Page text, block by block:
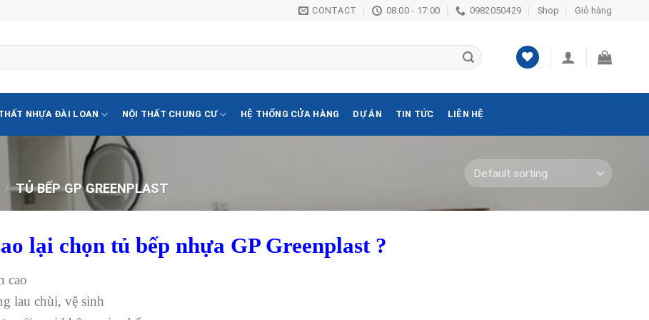
CONTACT 08:00 - 17:00 0982050429 Shop Giỏ hàng
NHỰA ĐÀI LOAN NỘI THẤT CHUNG CƯ HỆ THỐNG CỬA HÀNG DỰ ÁN TIN TỨC LIÊN HỆ
/ TỦ BẾP GP GREENPLAST
lại chọn tủ bếp nhựa GP Greenplast ?
cao
lau chùi, vệ sinh